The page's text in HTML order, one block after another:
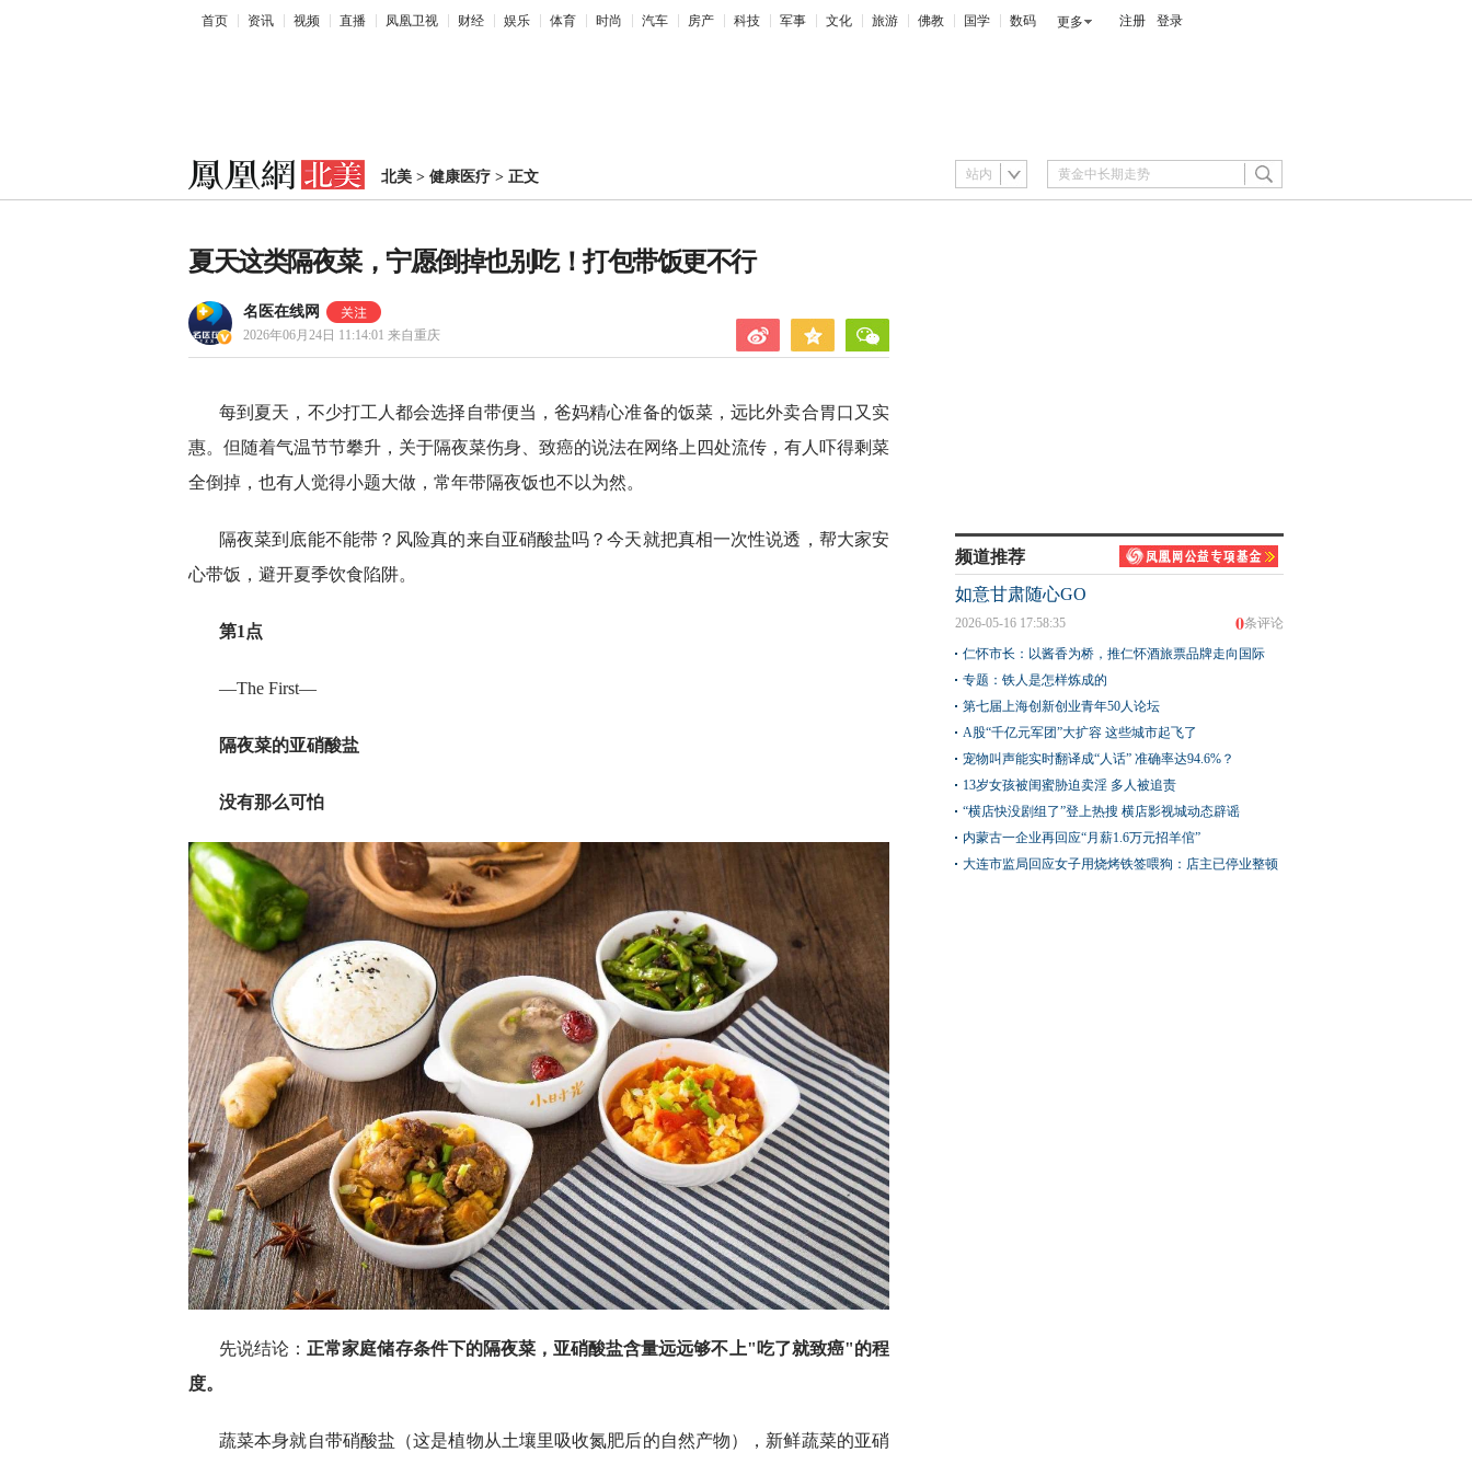
首页 资讯 视频 直播 凤凰卫视 财经 娱乐 体育 时尚 汽车 房产 科技 军事 文化 旅游 佛教 国学 数码 更多 注册 登录
北美 > 健康医疗 > 正文 站内
夏天这类隔夜菜，宁愿倒掉也别吃！打包带饭更不行
名医在线网
2026年06月24日 11:14:01 来自重庆
每到夏天，不少打工人都会选择自带便当，爸妈精心准备的饭菜，远比外卖合胃口又实
惠。但随着气温节节攀升，关于隔夜菜伤身、致癌的说法在网络上四处流传，有人吓得剩菜
全倒掉，也有人觉得小题大做，常年带隔夜饭也不以为然。
隔夜菜到底能不能带？风险真的来自亚硝酸盐吗？今天就把真相一次性说透，帮大家安
心带饭，避开夏季饮食陷阱。
第1 点
—The First—
隔夜菜的亚硝酸盐
没有那么可怕
先说结论： 正常家庭储存条件下的隔夜菜，亚硝酸盐含量远远够不上"吃了就致癌"的程
度。
蔬菜本身就自带硝酸盐（这是植物从土壤里吸收氮肥后的自然产物），新鲜蔬菜的亚硝
频道推荐
如意甘肃随心GO
0条评论
2026-05-16 17:58:35
仁怀市长：以酱香为桥，推仁怀酒旅票品牌走向国际
专题：铁人是怎样炼成的
第七届上海创新创业青年50人论坛
A股“千亿元军团”大扩容 这些城市起飞了
宠物叫声能实时翻译成“人话” 准确率达94.6%？
13岁女孩被闺蜜胁迫卖淫 多人被追责
“横店快没剧组了”登上热搜 横店影视城动态辟谣
内蒙古一企业再回应“月薪1.6万元招羊倌”
大连市监局回应女子用烧烤铁签喂狗：店主已停业整顿